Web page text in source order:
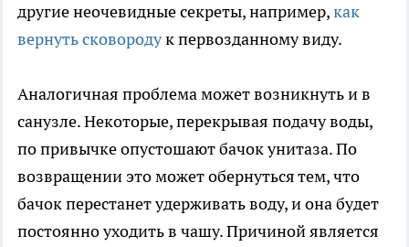
другие неочевидные секреты, например,как
вернуть сковородук первозданному виду.
Аналогичная проблема может возникнуть и в
санузле. Некоторые, перекрывая подачу воды,
по привычке опустошают бачок унитаза. По
возвращении это может обернуться тем, что
бачок перестанет удерживать воду, и она будет
постоянно уходить в чашу. Причиной является